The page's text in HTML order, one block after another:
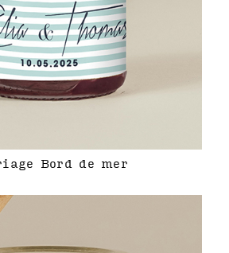
Bord de mer